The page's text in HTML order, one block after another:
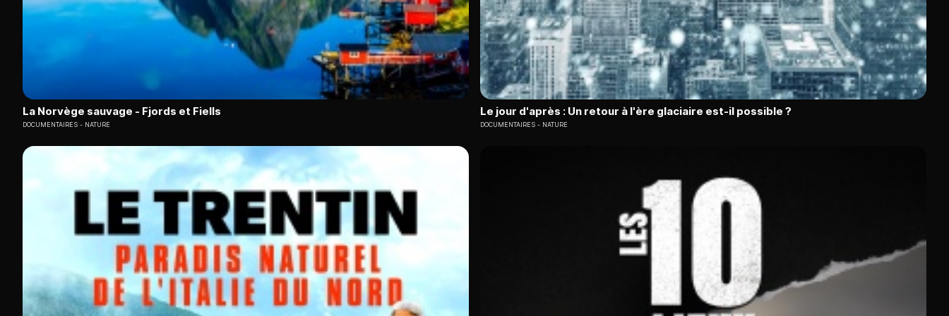
La Norvège sauvage - Fjords et Fiells
DOCUMENTAIRES NATURE
Le jour d'après : Un retour à l'ère glaciaire est-il possible ?
DOCUMENTAIRES NATURE